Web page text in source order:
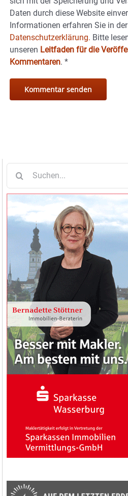
Daten durch diese Website
Informationen erfahren Sie in der
Datenschutzerklärung. Bitte
unseren Leitfaden für die
Kommentaren. *
nach: